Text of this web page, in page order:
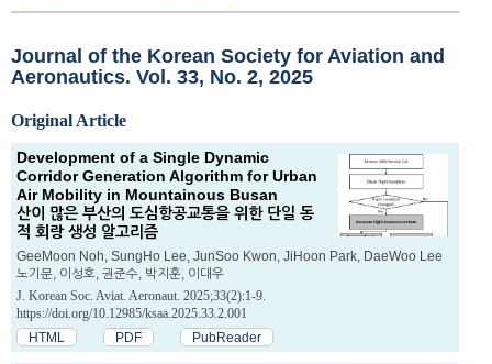
n
Journal of the Korean Society for Aviation and
Aeronautics. Vol. 33, No. 2, 2025
Original Article
Development of a Single Dynamic
Corridor Generation Algorithm for Urban
Air Mobility in Mountainous Busan
산이 많은 부산의 도심항공교통을 위한 단일 동
적 회랑 생성 알고리즘
GeeMoon Noh, SungHo Lee, JunSoo Kwon, JiHoon Park, DaeWoo Lee
노기문, 이성호, 권준수, 박지훈, 이대우
J. Korean Soc. Aviat. Aeronaut. 2025;33(2):1-9.
https://doi.org/10.12985/ksaa.2025.33.2.001
HTML
PDF PubReader